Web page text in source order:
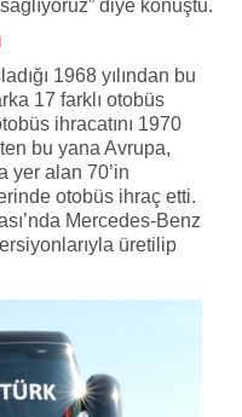
diye konuştu.
1968 yılından bu
17 farklı otobüs
ihracatını 1970
bu yana Avrupa,
yer alan 70’in
otobüs ihraç etti.
Mercedes-Benz
üretilip